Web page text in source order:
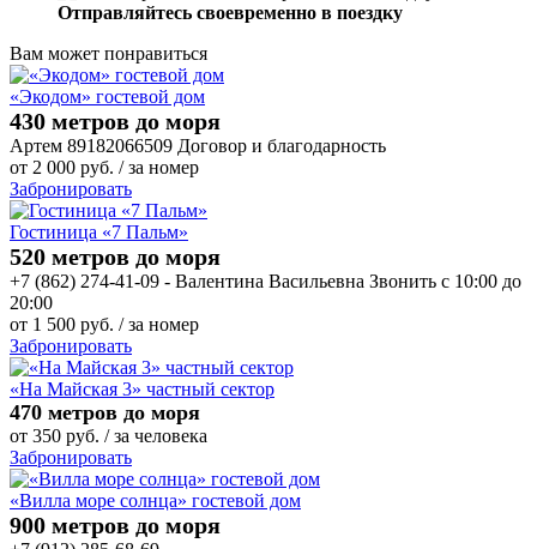
Отправляйтесь своевременно в поездку
Вам может понравиться
«Экодом» гостевой дом
430 метров до моря
Артем 89182066509 Договор и благодарность
от 2 000 руб. / за номер
Забронировать
Гостиница «7 Пальм»
520 метров до моря
+7 (862) 274-41-09 - Валентина Васильевна Звонить с 10:00 до
20:00
от 1 500 руб. / за номер
Забронировать
«На Майская 3» частный сектор
470 метров до моря
от 350 руб. / за человека
Забронировать
«Вилла море солнца» гостевой дом
900 метров до моря